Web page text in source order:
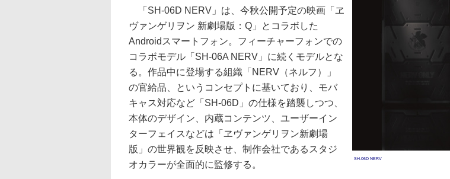
SH-06D NERV
「SH-06D NERV」は、今秋公開予定の映画「ヱ
ヴァンゲリヲン 新劇場版：Q」とコラボした
Androidスマートフォン。フィーチャーフォンでの
コラボモデル「SH-06A NERV」に続くモデルとな
る。作品中に登場する組織「NERV（ネルフ）」
の官給品、というコンセプトに基いており、モバ
キャス対応など「SH-06D」の仕様を踏襲しつつ、
本体のデザイン、内蔵コンテンツ、ユーザーイン
ターフェイスなどは「ヱヴァンゲリヲン新劇場
版」の世界観を反映させ、制作会社であるスタジ
オカラーが全面的に監修する。